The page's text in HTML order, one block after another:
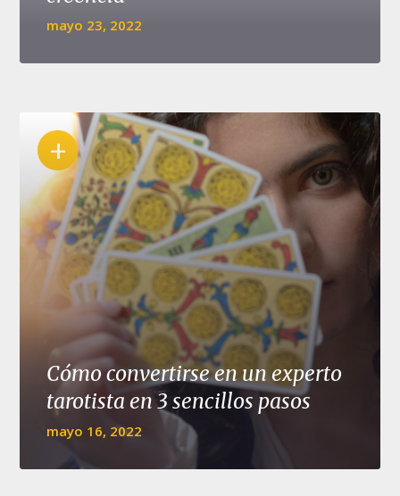
mayo 23, 2022
Cómo convertirse en un experto
tarotista en 3 sencillos pasos
mayo 16, 2022
+